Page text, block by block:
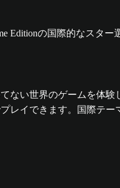
てない世界のゲームを体
レイできます。国際テ